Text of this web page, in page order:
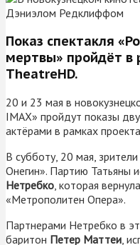
Показ спектакля
мертвы» пройдёт в
TheatreHD.
20 и 23 мая в
IMAX» пройдут показы
актёрами в рамках
В субботу, 20 мая,
Онегин». Партию Татьяны
Нетребко , которая
«Метрополитен Опера».
Партнерами Нетребко в
баритон Петер Маттеи ,